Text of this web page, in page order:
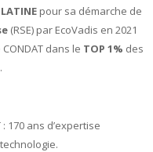
pour sa démarche de
(RSE) par EcoVadis en 2021
dans le TOP 1% des
170 ans d’expertise